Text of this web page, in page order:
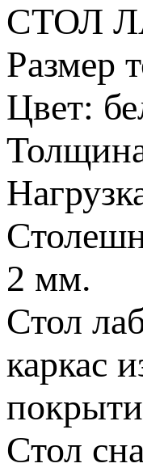
СТОЛ
Размер
Цвет:
2 мм.
Стол
каркас
Стол